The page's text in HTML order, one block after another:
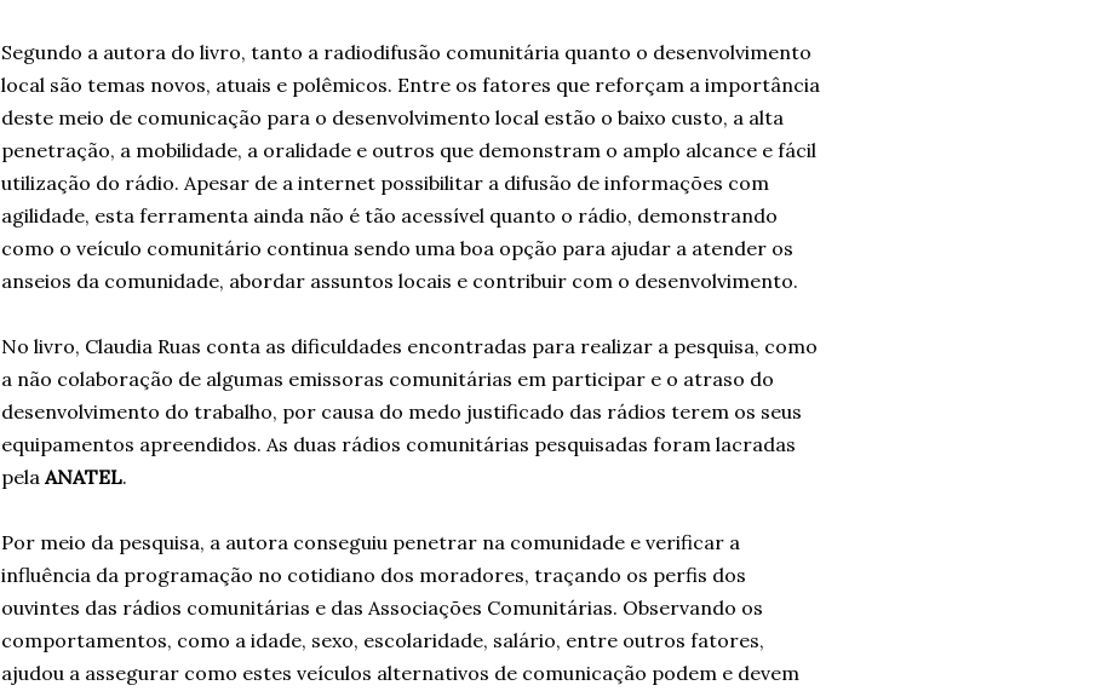
Segundo a autora do livro, tanto a radiodifusão comunitária quanto o desenvolvimento
local são temas novos, atuais e polêmicos. Entre os fatores que reforçam a importância
deste meio de comunicação para o desenvolvimento local estão o baixo custo, a alta
penetração, a mobilidade, a oralidade e outros que demonstram o amplo alcance e fácil
utilização do rádio. Apesar de a internet possibilitar a difusão de informações com
agilidade, esta ferramenta ainda não é tão acessível quanto o rádio, demonstrando
como o veículo comunitário continua sendo uma boa opção para ajudar a atender os
anseios da comunidade, abordar assuntos locais e contribuir com o desenvolvimento.
No livro, Claudia Ruas conta as dificuldades encontradas para realizar a pesquisa, como
a não colaboração de algumas emissoras comunitárias em participar e o atraso do
desenvolvimento do trabalho, por causa do medo justificado das rádios terem os seus
equipamentos apreendidos. As duas rádios comunitárias pesquisadas foram lacradas
pela ANATEL.
Por meio da pesquisa, a autora conseguiu penetrar na comunidade e verificar a
influência da programação no cotidiano dos moradores, traçando os perfis dos
ouvintes das rádios comunitárias e das Associações Comunitárias. Observando os
comportamentos, como a idade, sexo, escolaridade, salário, entre outros fatores,
ajudou a assegurar como estes veículos alternativos de comunicação podem e devem